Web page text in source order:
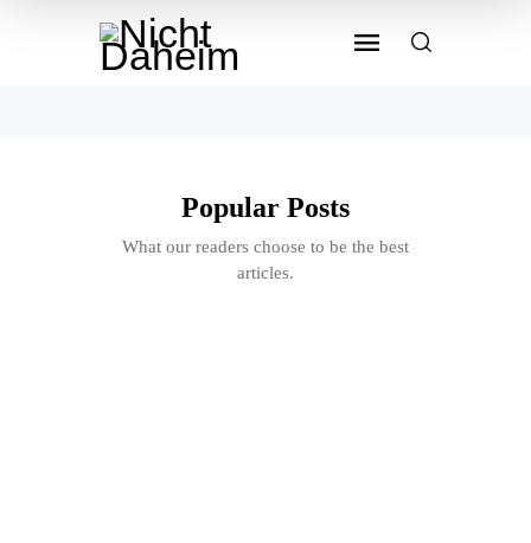
Popular Posts
What our readers choose to be the best
articles.